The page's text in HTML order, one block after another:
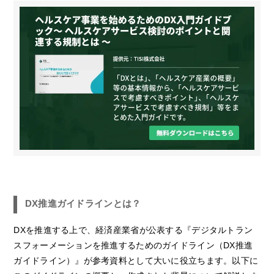
DX推進ガイドラインとは？
DXを推進する上で、経済産業省が公表する『デジタルトラン
スフォーメーションを推進するためのガイドライン（DX推進
ガイドライン）』が参考資料として大いに役立ちます。以下に